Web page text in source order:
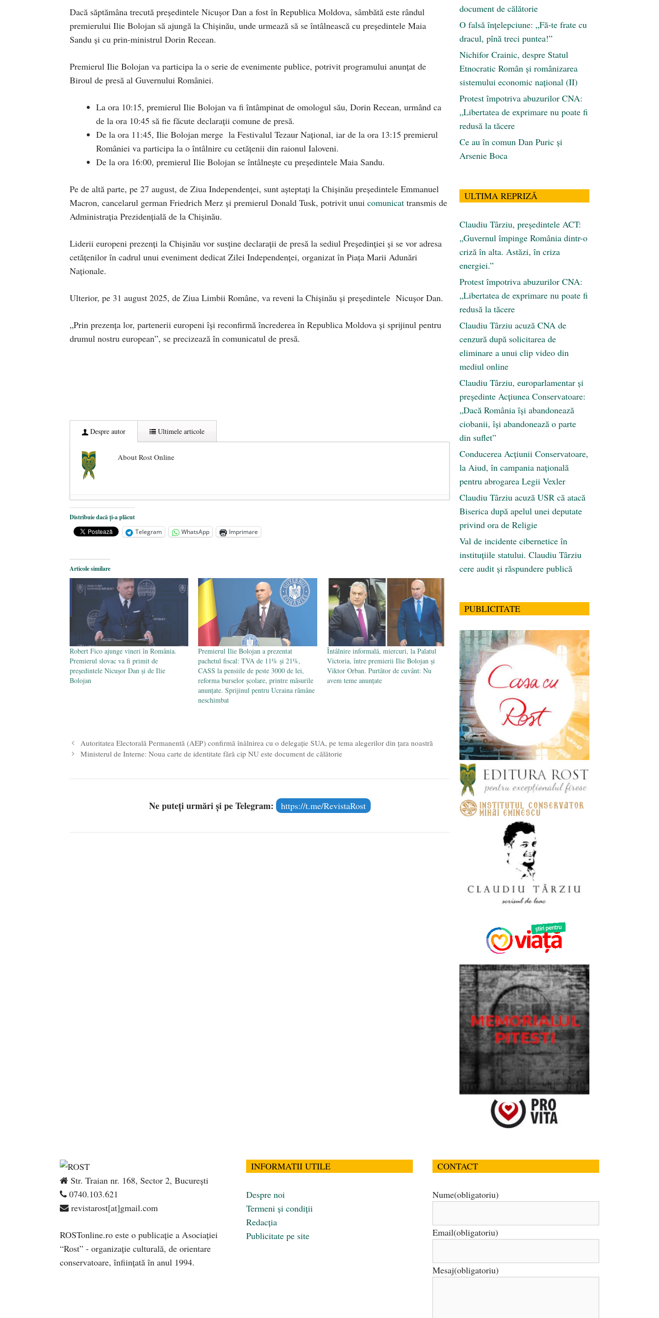
Dacă săptămâna trecută președintele Nicușor Dan a fost în Republica Moldova, sâmbătă este rândul
premierului Ilie Bolojan să ajungă la Chișinău, unde urmează să se întâlnească cu președintele Maia
Sandu și cu prin-ministrul Dorin Recean.
Premierul Ilie Bolojan va participa la o serie de evenimente publice, potrivit programului anunțat de
Biroul de presă al Guvernului României.
La ora 10:15, premierul Ilie Bolojan va fi întâmpinat de omologul său, Dorin Recean, urmând ca
de la ora 10:45 să fie făcute declarații comune de presă.
De la ora 11:45, Ilie Bolojan merge la Festivalul Tezaur Național, iar de la ora 13:15 premierul
României va participa la o întâlnire cu cetățenii din raionul Ialoveni.
De la ora 16:00, premierul Ilie Bolojan se întâlnește cu președintele Maia Sandu.
Pe de altă parte, pe 27 august, de Ziua Independenței, sunt așteptați la Chișinău președintele Emmanuel
Macron, cancelarul german Friedrich Merz și premierul Donald Tusk, potrivit unui comunicat transmis de
Administrația Prezidențială de la Chișinău.
Liderii europeni prezenți la Chișinău vor susține declarații de presă la sediul Președinției și se vor adresa
cetățenilor în cadrul unui eveniment dedicat Zilei Independenței, organizat în Piața Marii Adunări
Naționale.
Ulterior, pe 31 august 2025, de Ziua Limbii Române, va reveni la Chișinău și președintele Nicușor Dan.
„Prin prezența lor, partenerii europeni își reconfirmă încrederea în Republica Moldova și sprijinul pentru
drumul nostru european”, se precizează în comunicatul de presă.
Despre autor Ultimele articole
About Rost Online
Dezvăluiri cutremurătoare despre președintele Ucrainei, Volodymyr Zelensky
Statul care servește Națiunea - 21 aprilie 2026
Legea Vexler produce efecte. Bustul poetului Octavian Goga, înlăturat din Iași
Distribuie dacă ți-a plăcut
Telegram
WhatsApp Imprimare
Articole similare
Robert Fico ajunge vineri în România.
Premierul slovac va fi primit de
președintele Nicușor Dan și de Ilie
Bolojan
Premierul Ilie Bolojan a prezentat
pachetul fiscal: TVA de 11% și 21%,
CASS la pensiile de peste 3000 de lei,
reforma burselor școlare, printre măsurile
anunțate. Sprijinul pentru Ucraina rămâne
neschimbat
Întâlnire informală, miercuri, la Palatul
Victoria, între premierii Ilie Bolojan și
Viktor Orban. Purtător de cuvânt: Nu
avem teme anunțate
Autoritatea Electorală Permanentă (AEP) confirmă înâlnirea cu o delegație SUA, pe tema alegerilor din țara noastră
Ministerul de Interne: Noua carte de identitate fără cip NU este document de călătorie
Ne puteți urmări și pe Telegram: https://t.me/RevistaRost
document de călătorie
O falsă înțelepciune: „Fă-te frate cu
dracul, pînă treci puntea!”
Nichifor Crainic, despre Statul
Etnocratic Român şi românizarea
sistemului economic naţional (II)
Protest împotriva abuzurilor CNA:
„Libertatea de exprimare nu poate fi
redusă la tăcere
Ce au în comun Dan Puric şi
Arsenie Boca
ULTIMA REPRIZĂ
Claudiu Târziu, președintele ACT:
„Guvernul împinge România dintr-o
criză în alta. Astăzi, în criza
energiei.”
Protest împotriva abuzurilor CNA:
„Libertatea de exprimare nu poate fi
redusă la tăcere
Claudiu Târziu acuză CNA de
cenzură după solicitarea de
eliminare a unui clip video din
mediul online
Claudiu Târziu, europarlamentar și
președinte Acțiunea Conservatoare:
„Dacă România își abandonează
ciobanii, își abandonează o parte
din suflet”
Conducerea Acțiunii Conservatoare,
la Aiud, în campania națională
pentru abrogarea Legii Vexler
Claudiu Târziu acuză USR că atacă
Biserica după apelul unei deputate
privind ora de Religie
Val de incidente cibernetice în
instituțiile statului. Claudiu Târziu
cere audit și răspundere publică
PUBLICITATE
Str. Traian nr. 168, Sector 2, București
0740.103.621
revistarost[at]gmail.com
ROSTonline.ro este o publicaţie a Asociaţiei
“Rost” - organizaţie culturală, de orientare
conservatoare, înfiinţată în anul 1994.
INFORMATII UTILE
Despre noi
Termeni și condiții
Redacția
Publicitate pe site
CONTACT
Nume(obligatoriu)
Email(obligatoriu)
Mesaj(obligatoriu)